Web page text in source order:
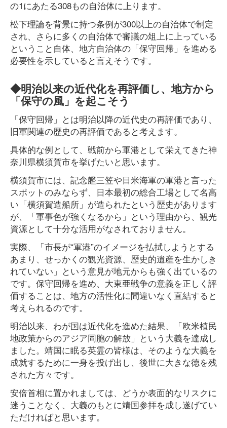
の1にあたる308もの自治体に上ります。
松下理論を背景に持つ条例が300以上の自治体で制定
され、さらに多くの自治体で審議の俎上に上っている
ということ自体、地方自治体の「保守回帰」を進める
必要性を示していると言えそうです。
◆明治以来の近代化を再評価し、地方から
「保守の風」を起こそう
「保守回帰」とは明治以降の近代史の再評価であり、
旧軍関連の歴史の再評価であると考えます。
具体的な例として、戦前から軍港として栄えてきた神
奈川県横須賀市を挙げたいと思います。
横須賀市には、記念艦三笠や日米海軍の軍港と言った
スポットのみならず、日本最初の総合工場として名高
い「横須賀造船所」が造られたという歴史があります
が、「軍事色が強くなるから」という理由から、観光
資源として十分な活用がなされておりません。
実際、「市長が“軍港”のイメージを払拭しようとする
あまり、せっかくの観光資源、歴史的遺産を生かしき
れていない」という意見が地元からも強く出ているの
です。保守回帰を進め、大東亜戦争の意義を正しく評
価することは、地方の活性化に間違いなく直結すると
考えられるのです。
明治以来、わが国は近代化を進めた結果、「欧米植民
地政策からのアジア同胞の解放」という大義を達成し
ました。靖国に眠る英霊の皆様は、そのような大義を
成就するために一身を投げ出し、後世に大きな徳を残
された方々です。
安倍首相に置かれましては、どうか表面的なリスクに
迷うことなく、大義のもとに靖国参拝を成し遂げてい
ただければと思います。